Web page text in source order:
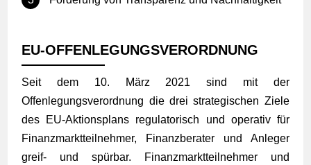
EU-OFFENLEGUNGSVERORDNUNG
Seit dem 10. März 2021 sind mit der
Offenlegungsverordnung die drei strategischen Ziele
des EU-Aktionsplans regulatorisch und operativ für
Finanzmarktteilnehmer, Finanzberater und Anleger
greif- und spürbar. Finanzmarktteilnehmer und